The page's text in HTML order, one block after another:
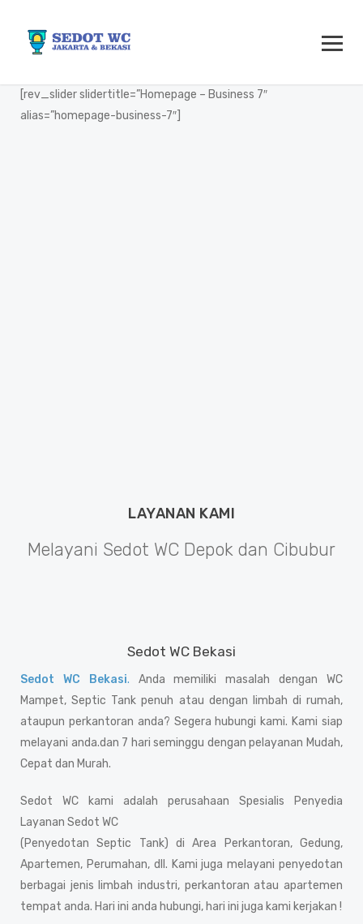
[rev_slider slidertitle=”Homepage – Business 7″
alias=”homepage-business-7″]
LAYANAN KAMI
Melayani Sedot WC Depok dan Cibubur
Sedot WC Bekasi
Sedot WC Bekasi. Anda memiliki masalah dengan WC
Mampet, Septic Tank penuh atau dengan limbah di rumah,
ataupun perkantoran anda? Segera hubungi kami. Kami siap
melayani anda.dan 7 hari seminggu dengan pelayanan Mudah,
Cepat dan Murah.
Sedot WC kami adalah perusahaan Spesialis Penyedia
Layanan Sedot WC
(Penyedotan Septic Tank) di Area Perkantoran, Gedung,
Apartemen, Perumahan, dll. Kami juga melayani penyedotan
berbagai jenis limbah industri, perkantoran atau apartemen
tempat anda. Hari ini anda hubungi, hari ini juga kami kerjakan !